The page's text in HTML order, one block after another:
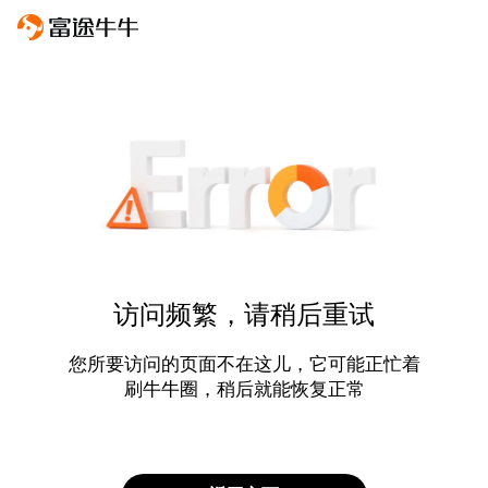
访问频繁，请稍后重试
您所要访问的页面不在这儿，它可能正忙着
刷牛牛圈，稍后就能恢复正常